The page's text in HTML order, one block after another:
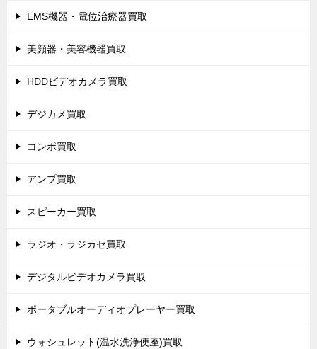
EMS機器・電位治療器買取
美顔器・美容機器買取
HDDビデオカメラ買取
デジカメ買取
コンポ買取
アンプ買取
スピーカー買取
ラジオ・ラジカセ買取
デジタルビデオカメラ買取
ポータブルオーディオプレーヤー買取
ウォシュレット(温水洗浄便座)買取